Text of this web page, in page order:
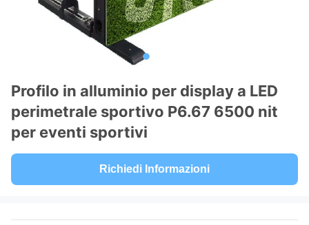
Profilo in alluminio per display a LED
perimetrale sportivo P6.67 6500 nit
per eventi sportivi
Richiedi Informazioni